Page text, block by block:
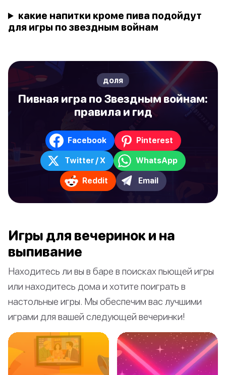
какие напитки кроме пива подойдут
для игры по звездным войнам
доля
Пивная игра по Звездным войнам:
правила и гид
Facebook Pinterest
Twitter / X WhatsApp
Reddit Email
Игры для вечеринок и на
выпивание
Находитесь ли вы в баре в поисках пьющей игры
или находитесь дома и хотите поиграть в
настольные игры. Мы обеспечим вас лучшими
играми для вашей следующей вечеринки!